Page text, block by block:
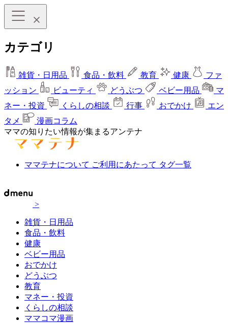
カテゴリ
雑貨・日用品 食品・飲料 教育 健康
ファ
ッション
ビューティ どうぶつ ベビー用品
マ
ネー・投資
くらしの相談 行事 おでかけ
エン
タメ
漫画コラム
ママの知りたい情報が集まるアンテナ
ママテナについて ご利用にあたって タグ一覧
>
雑貨・日用品
食品・飲料
健康
ベビー用品
おでかけ
どうぶつ
教育
マネー・投資
くらしの相談
ママコマ漫画